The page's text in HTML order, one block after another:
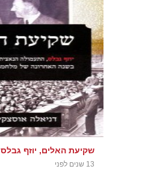
שקיעת האלים, יוזף גבלס
13 שנים לפני